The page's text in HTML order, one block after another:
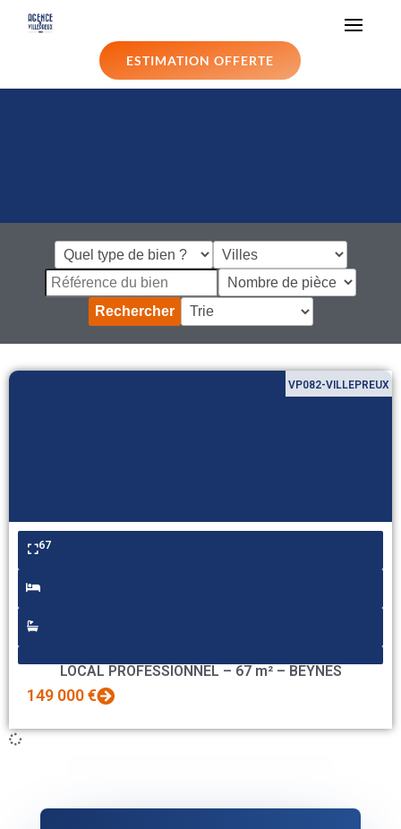
ESTIMATION OFFERTE
Rechercher
VP082-VILLEPREUX
67
LOCAL PROFESSIONNEL – 67 m² – BEYNES
149 000 €